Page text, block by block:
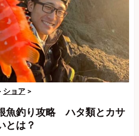
ショア >
魚釣り攻略 ハタ類とカサ
とは？